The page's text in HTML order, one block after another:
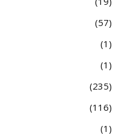
57
1
1
235
116
1